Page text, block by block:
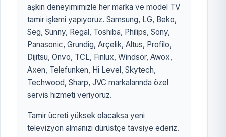
aşkın deneyimimizle her marka ve model TV
tamir işlemi yapıyoruz. Samsung, LG, Beko,
Seg, Sunny, Regal, Toshiba, Philips, Sony,
Panasonic, Grundig, Arçelik, Altus, Profilo,
Dijitsu, Onvo, TCL, Finlux, Windsor, Awox,
Axen, Telefunken, Hi Level, Skytech,
Techwood, Sharp, JVC markalarında özel
servis hizmeti veriyoruz.
Tamir ücreti yüksek olacaksa yeni
televizyon almanızı dürüstçe tavsiye ederiz.